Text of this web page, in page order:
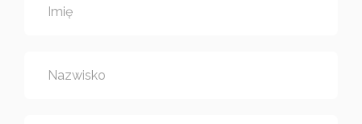
Imię
Nazwisko